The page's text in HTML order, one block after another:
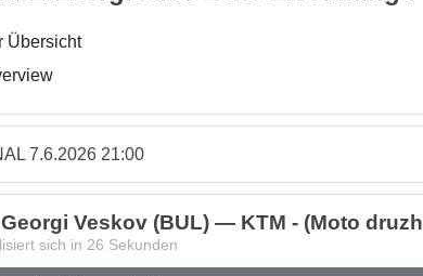
Übersicht
7.6.2026 21:00
Veskov (BUL) — KTM - (Moto
sich in 26 Sekunden